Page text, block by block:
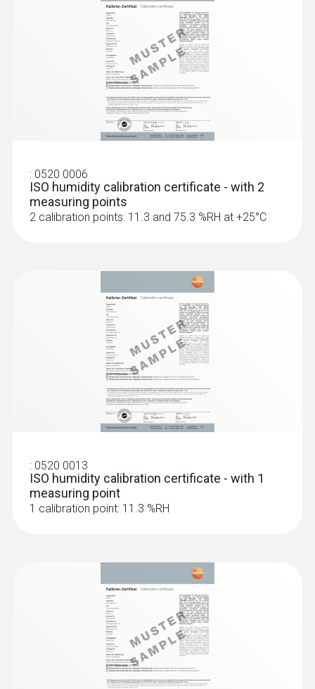
: 0520 0006
ISO humidity calibration certificate - with 2
measuring points
2 calibration points: 11.3 and 75.3 %RH at +25°C
: 0520 0013
ISO humidity calibration certificate - with 1
measuring point
1 calibration point: 11.3 %RH